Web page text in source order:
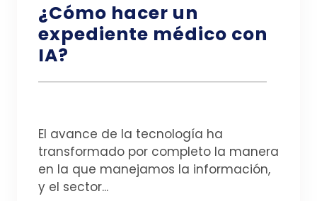
¿Cómo hacer un
expediente médico con
IA?
El avance de la tecnología ha
transformado por completo la manera
en la que manejamos la información,
y el sector...